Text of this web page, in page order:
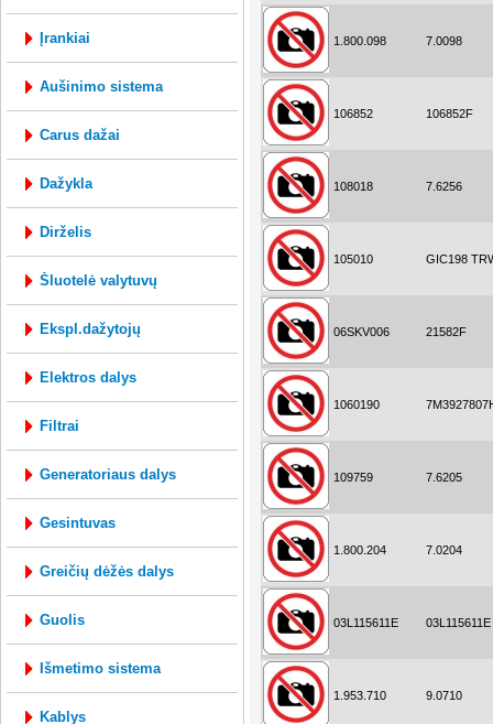
įrankiai
aušinimo sistema
carus dažai
dažykla
dirželis
šluotelė valytuvų
ekspl.dažytojų
elektros dalys
filtrai
generatoriaus dalys
gesintuvas
greičių dėžės dalys
guolis
išmetimo sistema
kablys
1.800.098 7.0098
106852 106852F
108018 7.6256
105010 GIC198
06SKV006 21582F
1060190
109759 7.6205
1.800.204 7.0204
03L115611E 03L115611E
1.953.710 9.0710